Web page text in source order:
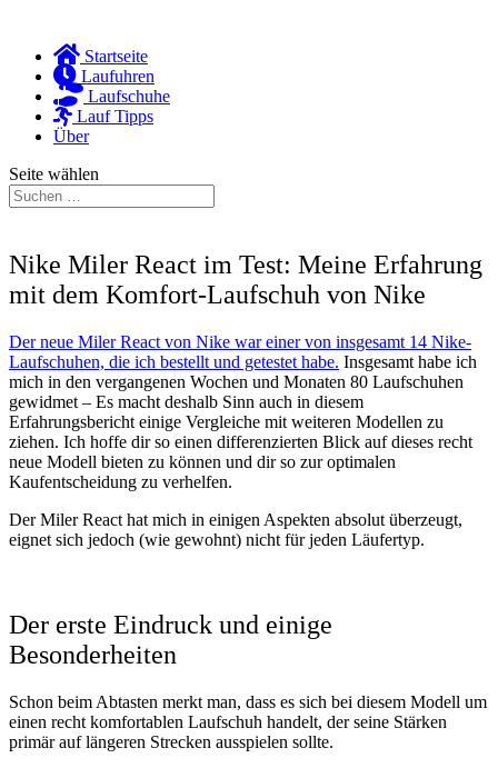
Startseite
Laufuhren
Laufschuhe
Lauf Tipps
Über
Seite wählen
Nike Miler React im Test: Meine Erfahrung
mit dem Komfort-Laufschuh von Nike
Der neue Miler React von Nike war einer von insgesamt 14 Nike-
Laufschuhen, die ich bestellt und getestet habe. Insgesamt habe ich
mich in den vergangenen Wochen und Monaten 80 Laufschuhen
gewidmet – Es macht deshalb Sinn auch in diesem
Erfahrungsbericht einige Vergleiche mit weiteren Modellen zu
ziehen. Ich hoffe dir so einen differenzierten Blick auf dieses recht
neue Modell bieten zu können und dir so zur optimalen
Kaufentscheidung zu verhelfen.
Der Miler React hat mich in einigen Aspekten absolut überzeugt,
eignet sich jedoch (wie gewohnt) nicht für jeden Läufertyp.
Der erste Eindruck und einige
Besonderheiten
Schon beim Abtasten merkt man, dass es sich bei diesem Modell um
einen recht komfortablen Laufschuh handelt, der seine Stärken
primär auf längeren Strecken ausspielen sollte.